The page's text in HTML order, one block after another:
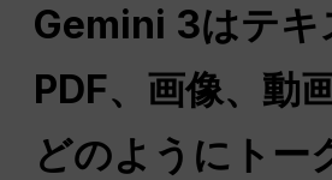
Gemini 3はテキ
PDF、画像、動
どのようにトー